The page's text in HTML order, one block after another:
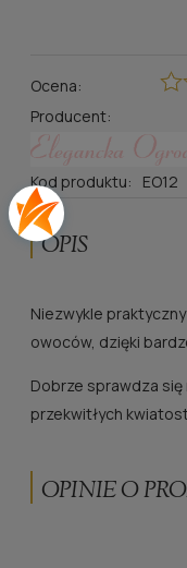
Ocena:
Producent:
Kod produktu: EO12
OPIS
Niezwykle
owoców, dzięki
Dobrze sprawdza
przekwitłych
OPINIE O